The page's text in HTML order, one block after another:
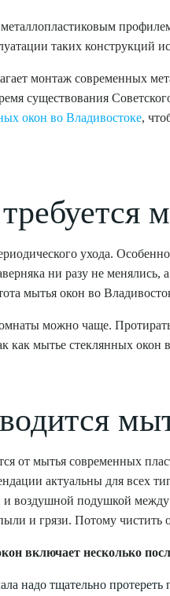
таких конструкций
монтаж современных
существования
окон во Владивостоке,
ухода.
ни разу не
мытья окон во
можно чаще.
как мытье стеклянных
от мытья современных
актуальны для всех
и воздушной подушкой
и грязи. Потому
включает несколько
надо тщательно